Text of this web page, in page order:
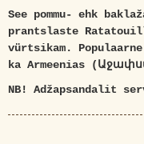
See pommu- ehk
prantslaste
vürtsikam.
ka Armeenias
NB! Adžapsandalit